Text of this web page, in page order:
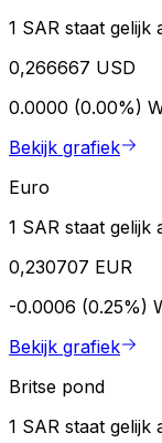
1 SAR staat gelijk
0,266667 USD
0.0000 (0.00%)
Bekijk grafiek
Euro
1 SAR staat gelijk
0,230707 EUR
-0.0006 (0.25%)
Bekijk grafiek
Britse pond
1 SAR staat gelijk